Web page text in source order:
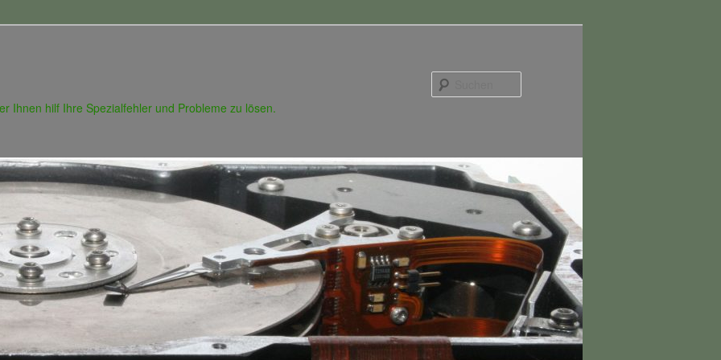
Ihnen hilf Ihre Spezialfehler und Probleme zu lösen.